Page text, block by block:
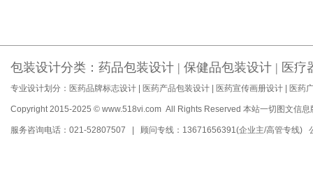
包装设计分类： 药品包装设计 | 保健品包装设计 | 医疗
专业设计划分： 医药品牌标志设计 医药产品包装设计 医药宣传画册设计 医药
Copyright 2015-2025 © www.518vi.com All Rights Reserved 本站一切图文信
服务咨询电话：021-52807507 | 顾问专线：13671656391(企业主/高管专线)